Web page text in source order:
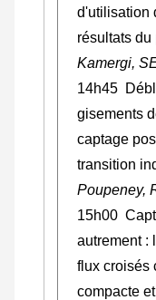
d'utilisation
résultats
Kamergi,
14h45
gisements
captage
transition
Poupeney,
15h00
autrement :
flux croisés
compacte